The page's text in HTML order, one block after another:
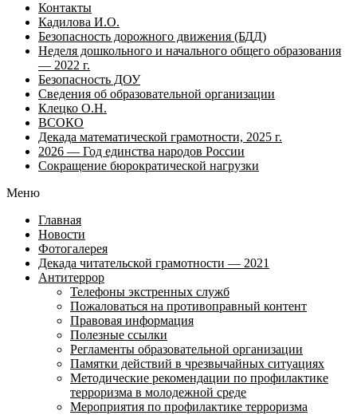
Контакты
Кадилова И.О.
Безопасность дорожного движения (БДД)
Неделя дошкольного и начального общего образования
— 2022 г.
Безопасность ДОУ
Сведения об образовательной организации
Клецко О.Н.
ВСОКО
Декада математической грамотности, 2025 г.
2026 — Год единства народов России
Сокращение бюрократической нагрузки
Меню
Главная
Новости
Фотогалерея
Декада читательской грамотности — 2021
Антитеррор
Телефоны экстренных служб
Пожаловаться на противоправный контент
Правовая информация
Полезные ссылки
Регламенты образовательной организации
Памятки действий в чрезвычайных ситуациях
Методические рекомендации по профилактике
терроризма в молодежной среде
Мероприятия по профилактике терроризма